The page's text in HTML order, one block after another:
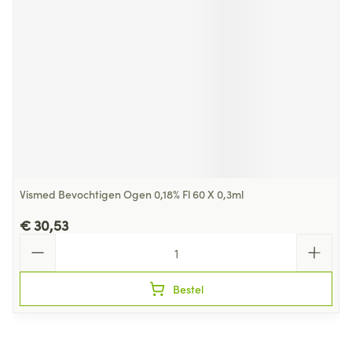
Vismed Bevochtigen Ogen 0,18% Fl 60 X 0,3ml
€ 30,53
Bestel